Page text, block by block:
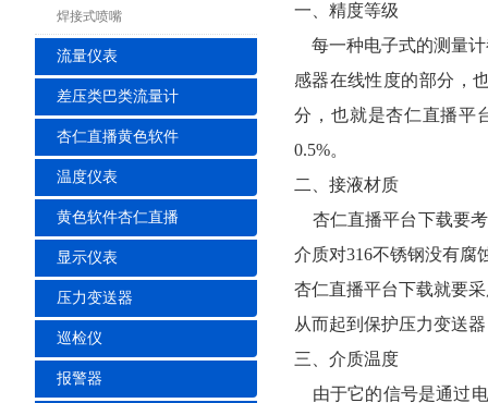
焊接式喷嘴
流量仪表
差压类巴类流量计
杏仁直播黄色软件
温度仪表
黄色软件杏仁直播
显示仪表
压力变送器
巡检仪
报警器
一、精度等级
每一种电子式的测量计都
感器在线性度的部分
分，也就是杏仁直
0.5%。
二、接液材质
杏仁直播平台下载要考
介质对316不锈钢没有腐
杏仁直播平台下载就要采
从而起到保护压力变送器
三、介质温度
由于它的信号是通过电子